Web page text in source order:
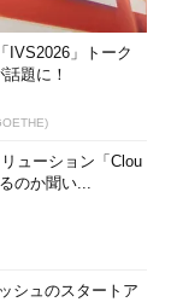
IVS2026」トーク
題に！
ューション「Clou
のか聞い...
シュのスタートア